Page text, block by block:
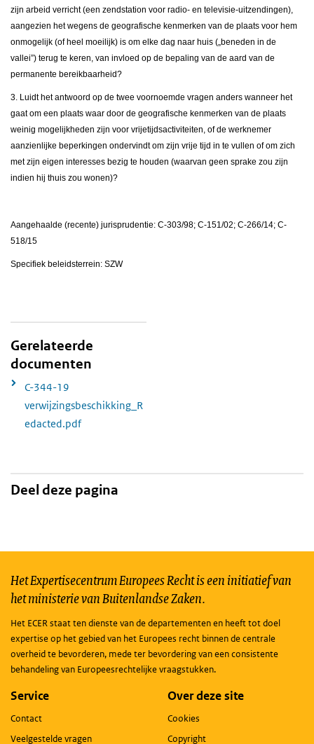
zijn arbeid verricht (een zendstation voor radio- en televisie-uitzendingen),
aangezien het wegens de geografische kenmerken van de plaats voor hem
onmogelijk (of heel moeilijk) is om elke dag naar huis („beneden in de
vallei”) terug te keren, van invloed op de bepaling van de aard van de
permanente bereikbaarheid?
3. Luidt het antwoord op de twee voornoemde vragen anders wanneer het
gaat om een plaats waar door de geografische kenmerken van de plaats
weinig mogelijkheden zijn voor vrijetijdsactiviteiten, of de werknemer
aanzienlijke beperkingen ondervindt om zijn vrije tijd in te vullen of om zich
met zijn eigen interesses bezig te houden (waarvan geen sprake zou zijn
indien hij thuis zou wonen)?
Aangehaalde (recente) jurisprudentie: C-303/98; C-151/02; C-266/14; C-
518/15
Specifiek beleidsterrein: SZW
Gerelateerde
documenten
C-344-19
verwijzingsbeschikking_R
edacted.pdf
Deel deze pagina
Het Expertisecentrum Europees Recht is een initiatief van
het ministerie van Buitenlandse Zaken.
Het ECER staat ten dienste van de departementen en heeft tot doel
expertise op het gebied van het Europees recht binnen de centrale
overheid te bevorderen, mede ter bevordering van een consistente
behandeling van Europeesrechtelijke vraagstukken.
Service
Contact
Veelgestelde vragen
Over deze site
Cookies
Copyright